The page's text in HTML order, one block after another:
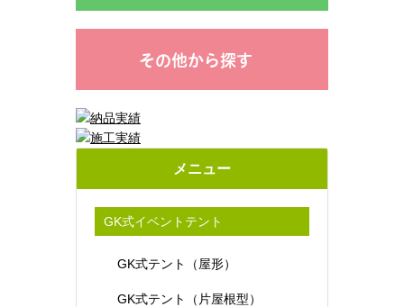
その他から探す
メニュー
GK式イベントテント
GK式テント（屋形）
GK式テント（片屋根型）